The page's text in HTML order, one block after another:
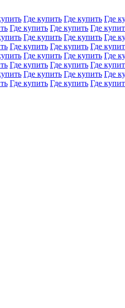
Где купить Где купить Где
Где купить Где купить Где
Где купить Где купить Где
Где купить Где купить Где
Где купить Где купить Где
Где купить Где купить Где
Где купить Где купить Где
Где купить Где купить Где